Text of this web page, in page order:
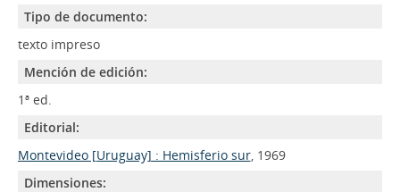
Tipo de documento:
texto impreso
Mención de edición:
1ª ed.
Editorial:
Montevideo [Uruguay] : Hemisferio sur, 1969
Dimensiones: